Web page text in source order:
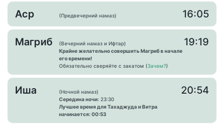
Аср (Предвечерний намаз) 16:05
Магриб
(Вечерний намаз и Ифтар)
Крайне желательно совершить Магриб в начале
его времени!
Обязательно сверяйте с закатом (Зачем?)
19:19
Иша
(Ночной намаз)
Середина ночи: 23:30
Лучшее время для Тахаджуда и Витра
начинается: 00:53
20:54